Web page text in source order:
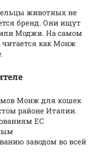
животных не
бренд. Они ищут
Моджи. На самом
читается как Монж
Монж для кошек
районе Италии.
ЕС
заводом во всей